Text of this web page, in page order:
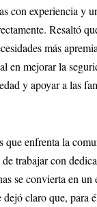
con experiencia y
Resaltó
más
en mejorar la
y apoyar a las
que enfrenta la
trabajar con
se convierta en
dejó claro que, para